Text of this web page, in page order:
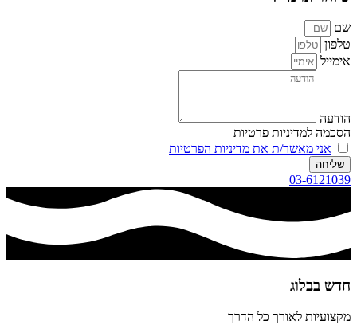
שם
טלפון
אימייל
הודעה
הסכמה למדיניות פרטיות
אני מאשר/ת את מדיניות הפרטיות
שליחה
03-6121039
חדש בבלוג​
מקצועיות לאורך כל הדרך